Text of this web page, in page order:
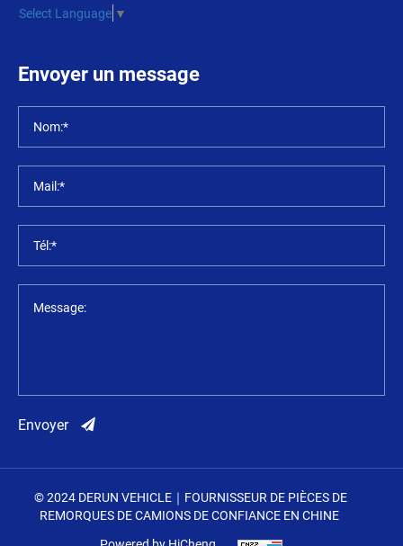
Select Language ▼
Envoyer un message
Nom:*
Mail:*
Tél:*
Message:
Envoyer
© 2024 DERUN VEHICLE｜FOURNISSEUR DE PIÈCES DE
REMORQUES DE CAMIONS DE CONFIANCE EN CHINE